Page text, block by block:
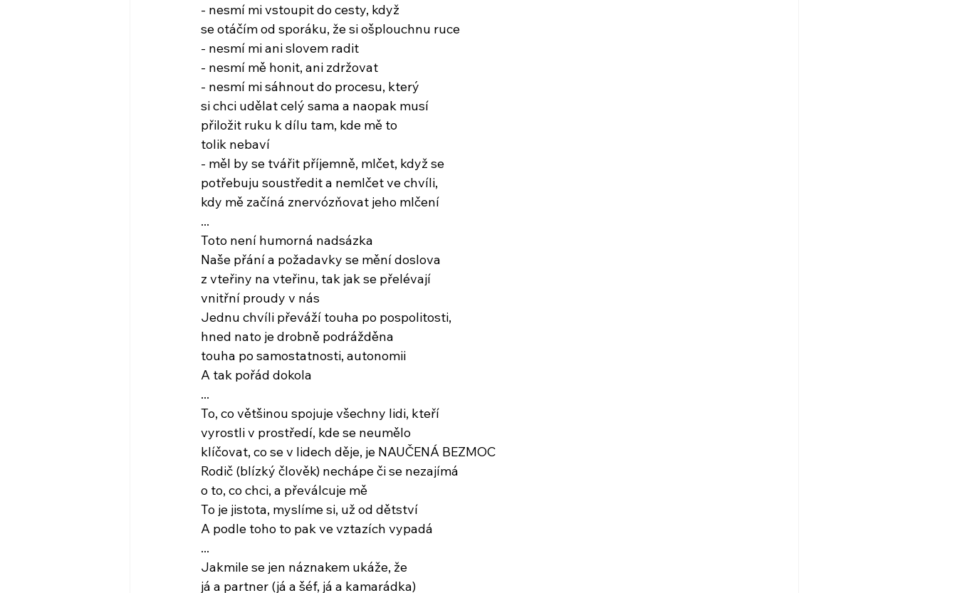
- nesmí mi vstoupit do cesty, když
se otáčím od sporáku, že si ošplouchnu ruce
- nesmí mi ani slovem radit
- nesmí mě honit, ani zdržovat
- nesmí mi sáhnout do procesu, který
si chci udělat celý sama a naopak musí
přiložit ruku k dílu tam, kde mě to
tolik nebaví
- měl by se tvářit příjemně, mlčet, když se
potřebuju soustředit a nemlčet ve chvíli,
kdy mě začíná znervózňovat jeho mlčení
...
Toto není humorná nadsázka
Naše přání a požadavky se mění doslova
z vteřiny na vteřinu, tak jak se přelévají
vnitřní proudy v nás
Jednu chvíli převáží touha po pospolitosti,
hned nato je drobně podrážděna
touha po samostatnosti, autonomii
A tak pořád dokola
...
To, co většinou spojuje všechny lidi, kteří
vyrostli v prostředí, kde se neumělo
klíčovat, co se v lidech děje, je NAUČENÁ BEZMOC
Rodič (blízký člověk) nechápe či se nezajímá
o to, co chci, a převálcuje mě
To je jistota, myslíme si, už od dětství
A podle toho to pak ve vztazích vypadá
...
Jakmile se jen náznakem ukáže, že
já a partner (já a šéf, já a kamarádka)